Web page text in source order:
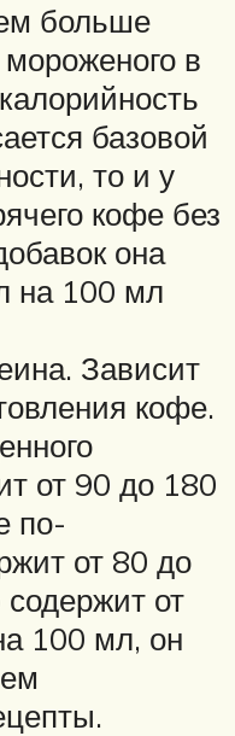
больше
в
базовой
то и у
кофе без
она
на 100 мл
Зависит
кофе.
от 90 до 180
по-
от 80 до
от
100 мл, он